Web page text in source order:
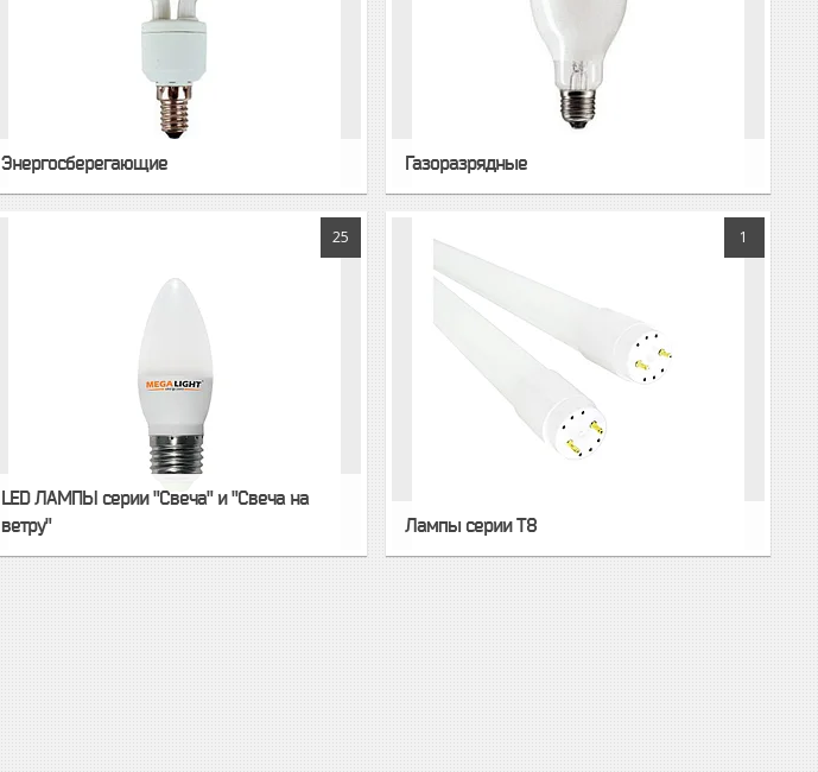
Энергосберегающие Газоразрядные
25
LED ЛАМПЫ серии "Свеча" и "Свеча на
ветру"
1
Лампы серии T8